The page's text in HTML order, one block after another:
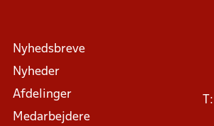
Nyhedsbreve
Nyheder
Afdelinger
Medarbejdere